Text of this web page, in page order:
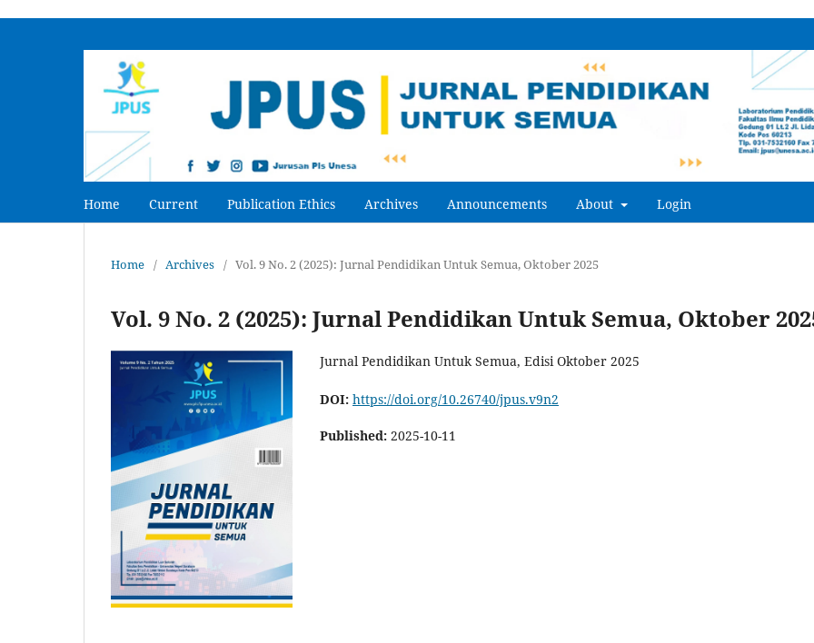
Home Current Publication Ethics Archives Announcements About Login
Home / Archives / Vol. 9 No. 2 (2025): Jurnal Pendidikan Untuk Semua, Oktober 2025
Vol. 9 No. 2 (2025): Jurnal Pendidikan Untuk Semua, Oktober
Jurnal Pendidikan Untuk Semua, Edisi Oktober 2025
DOI: https://doi.org/10.26740/jpus.v9n2
Published: 2025-10-11